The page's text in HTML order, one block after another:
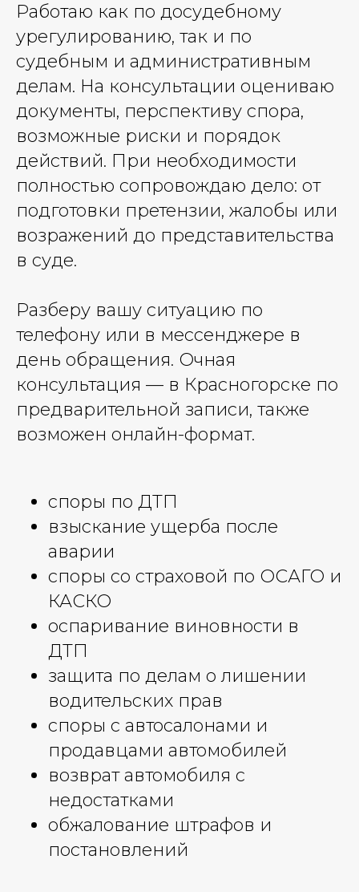
Работаю как по досудебному
урегулированию, так и по
судебным и административным
делам. На консультации оцениваю
документы, перспективу спора,
возможные риски и порядок
действий. При необходимости
полностью сопровождаю дело: от
подготовки претензии, жалобы или
возражений до представительства
в суде.
Разберу вашу ситуацию по
телефону или в мессенджере в
день обращения. Очная
консультация — в Красногорске по
предварительной записи, также
возможен онлайн-формат.
споры по ДТП
взыскание ущерба после
аварии
споры со страховой по ОСАГО и
КАСКО
оспаривание виновности в
ДТП
защита по делам о лишении
водительских прав
споры с автосалонами и
продавцами автомобилей
возврат автомобиля с
недостатками
обжалование штрафов и
постановлений